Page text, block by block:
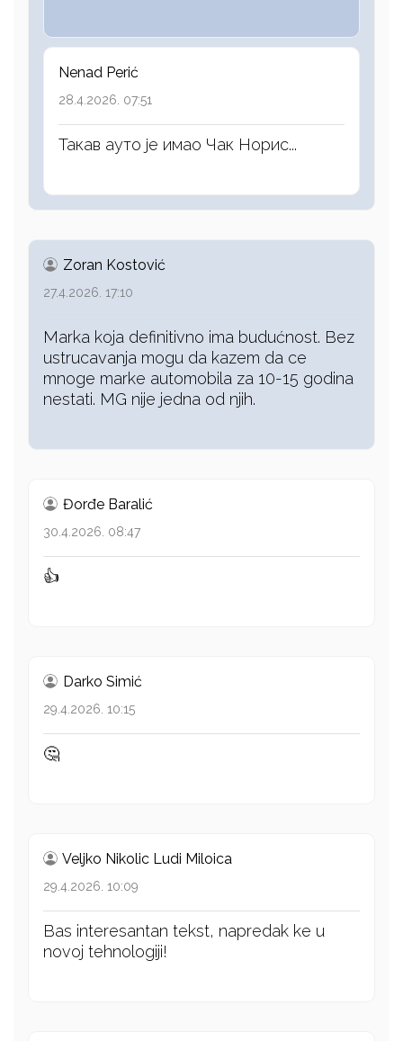
Nenad Perić
28.4.2026. 07:51
Такав ауто је имао Чак Норис...
Zoran Kostović
27.4.2026. 17:10
Marka koja definitivno ima budućnost. Bez
ustrucavanja mogu da kazem da ce
mnoge marke automobila za 10-15 godina
nestati. MG nije jedna od njih.
Đorđe Baralić
30.4.2026. 08:47
👍
Darko Simić
29.4.2026. 10:15
🤔
Veljko Nikolic Ludi Miloica
29.4.2026. 10:09
Bas interesantan tekst, napredak ke u
novoj tehnologiji!